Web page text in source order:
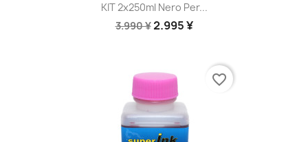
KIT 2x250ml Nero Per...
3.990 ¥2.995 ¥
favorite_border